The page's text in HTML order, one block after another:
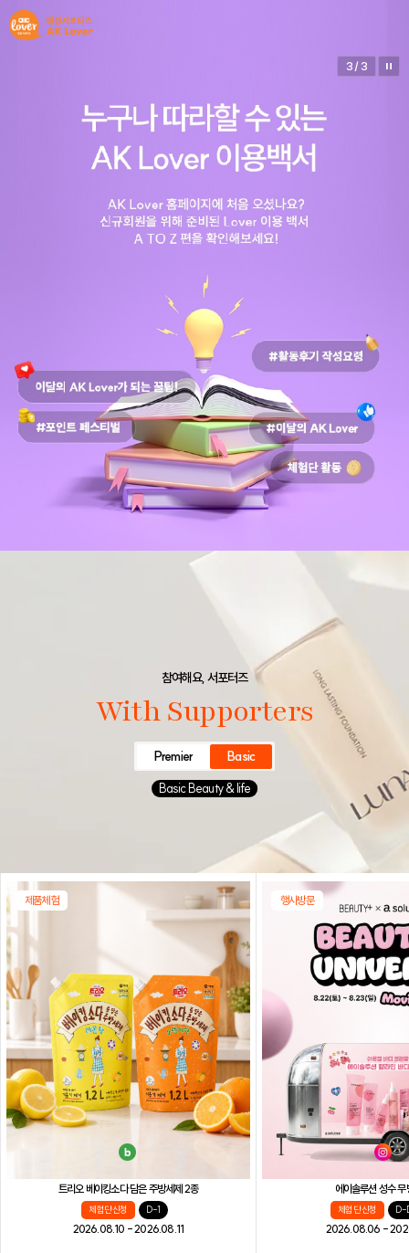
3 / 3
참여해요, 서포터즈
With Supporters
Premier
Basic
Basic Beauty & life
제품체험
트리오 베이킹소다 담은 주방세제 2종
체험단 신청 D-1
2026.08.10 - 2026.08.11
행사방문
에이솔루션 성수 무
체험단 신청 D-
2026.08.06 -